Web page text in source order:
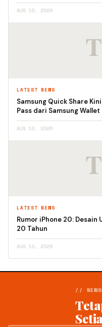
AUG 10, 2026
LATEST NEWS
Samsung Quick Share
Pass dari Samsung Wallet
AUG 10, 2026
LATEST NEWS
Rumor iPhone 20: Desain
20 Tahun
AUG 10, 2026
//